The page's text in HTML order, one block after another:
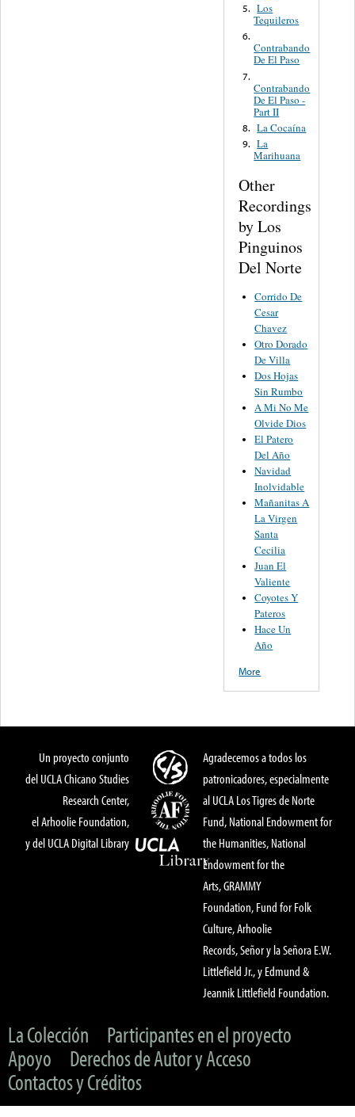
5. Los
Tequileros
6.
Contrabando
De El Paso
7.
Contrabando
De El Paso -
Part II
8. La Cocaína
9. La
Marihuana
Other
Recordings
by Los
Pinguinos
Del Norte
Corrido De
Cesar
Chavez
Otro Dorado
De Villa
Dos Hojas
Sin Rumbo
A Mi No Me
Olvide Dios
El Patero
Del Año
Navidad
Inolvidable
Mañanitas A
La Virgen
Santa
Cecilia
Juan El
Valiente
Coyotes Y
Pateros
Hace Un
Año
More
Un proyecto conjunto
del UCLA Chicano Studies
Research Center,
el Arhoolie Foundation,
y del UCLA Digital Library
Agradecemos a todos los
patronicadores, especialmente
al UCLA Los Tigres de Norte
Fund, National Endowment for
the Humanities, National
Endowment for the
Arts, GRAMMY
Foundation, Fund for Folk
Culture, Arhoolie
Records, Señor y la Señora E.W.
Littlefield Jr., y Edmund &
Jeannik Littlefield Foundation.
La Colección
Participantes en el proyecto
Apoyo
Derechos de Autor y Acceso
Contactos y Créditos